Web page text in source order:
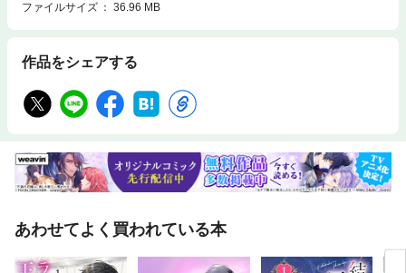
ファイルサイズ
36.96 MB
作品をシェアする
あわせてよく買われている本